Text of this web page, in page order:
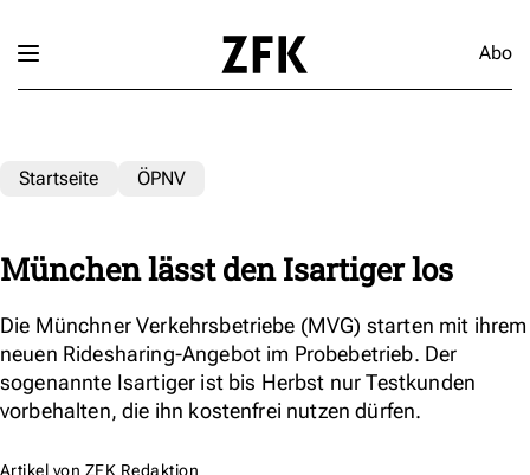
Abo
Startseite ÖPNV
München lässt den Isartiger los
Die Münchner Verkehrsbetriebe (MVG) starten mit ihrem
neuen Ridesharing-Angebot im Probebetrieb. Der
sogenannte Isartiger ist bis Herbst nur Testkunden
vorbehalten, die ihn kostenfrei nutzen dürfen.
Artikel von ZFK Redaktion